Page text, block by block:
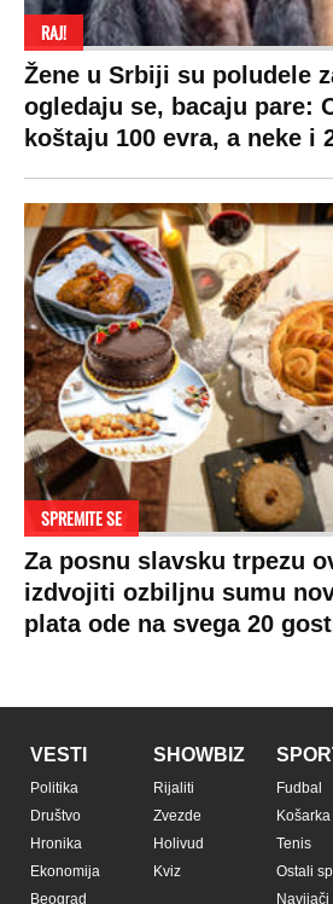
Sudbine
LIFESTYLE
Život
Zdravlje
Hi-Tech
Kultura
SVET
Planeta
Globalno zagrevanje
Hrvatska
BiH
Crna Gora
Makedonija
Auto
Prijatelji sajta
Pratite nas na: